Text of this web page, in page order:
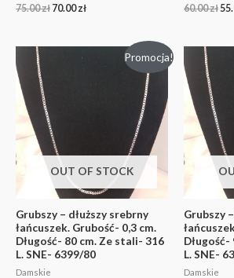
75.00zł 70.00zł 60.00zł
Promocja!
OUT OF STOCK
Grubszy – dłuższy srebrny
łańcuszek. Grubość- 0,3 cm.
Długość- 80 cm. Ze stali- 316
L. SNE- 6399/80
Damskie
Grubszy
L. SNE-
Damskie